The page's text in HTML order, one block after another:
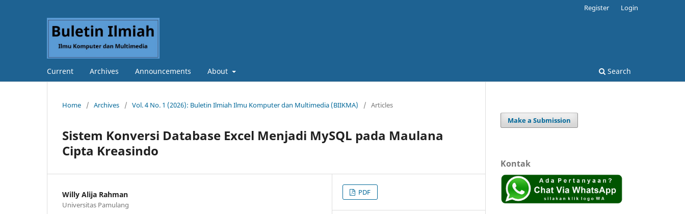
Current Archives Announcements About Search
Register Login
Home / Archives / Vol. 4 No. 1 (2026): Buletin Ilmiah Ilmu Komputer dan Multimedia (BIIKMA) / Articles
Sistem Konversi Database Excel Menjadi MySQL pada Maulana
Cipta Kreasindo
Willy Alija Rahman
Universitas Pamulang
PDF
Make a Submission
Kontak